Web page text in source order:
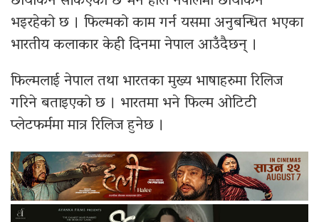
भइरहेको छ । फिल्मको काम गर्न यसमा अनुबन्धित भएका
भारतीय कलाकार केही दिनमा नेपाल आउँदैछन् ।
फिल्मलाई नेपाल तथा भारतका मुख्य भाषाहरुमा रिलिज
गरिने बताइएको छ । भारतमा भने फिल्म ओटिटी
प्लेटफर्ममा मात्र रिलिज हुनेछ ।